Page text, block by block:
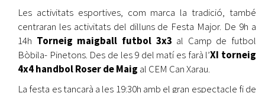
Les activitats esportives, com marca la tradició, també
centraran les activitats del dilluns de Festa Major. De 9h a
14h Torneig maigball futbol 3x3 al Camp de futbol
Bòbila- Pinetons. Des de les 9 del matí es farà l’XI torneig
4x4 handbol Roser de Maig al CEM Can Xarau.
La festa es tancarà a les 19:30h amb el gran espectacle fi de